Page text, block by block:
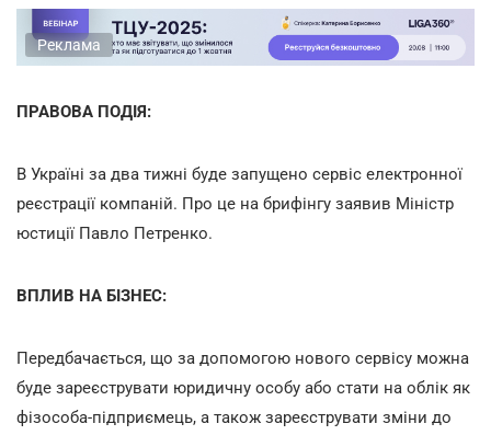
Реклама
ПРАВОВА ПОДІЯ:
В Україні за два тижні буде запущено сервіс електронної
реєстрації компаній. Про це на брифінгу заявив Міністр
юстиції Павло Петренко.
ВПЛИВ НА БІЗНЕС:
Передбачається, що за допомогою нового сервісу можна
буде зареєструвати юридичну особу або стати на облік як
фізособа-підприємець, а також зареєструвати зміни до